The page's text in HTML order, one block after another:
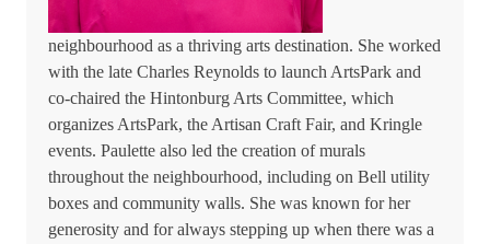
neighbourhood as a thriving arts destination. She worked
with the late Charles Reynolds to launch ArtsPark and
co-chaired the Hintonburg Arts Committee, which
organizes ArtsPark, the Artisan Craft Fair, and Kringle
events. Paulette also led the creation of murals
throughout the neighbourhood, including on Bell utility
boxes and community walls. She was known for her
generosity and for always stepping up when there was a